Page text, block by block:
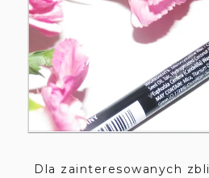
Dla zainteresowanych